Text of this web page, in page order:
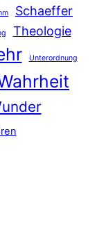
Schaeffer
Theologie
Unterordnung